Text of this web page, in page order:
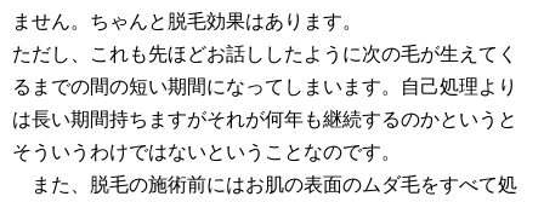
ません。ちゃんと脱毛効果はあります。
ただし、これも先ほどお話ししたように次の毛が生えてく
るまでの間の短い期間になってしまいます。自己処理より
は長い期間持ちますがそれが何年も継続するのかというと
そういうわけではないということなのです。
また、脱毛の施術前にはお肌の表面のムダ毛をすべて処